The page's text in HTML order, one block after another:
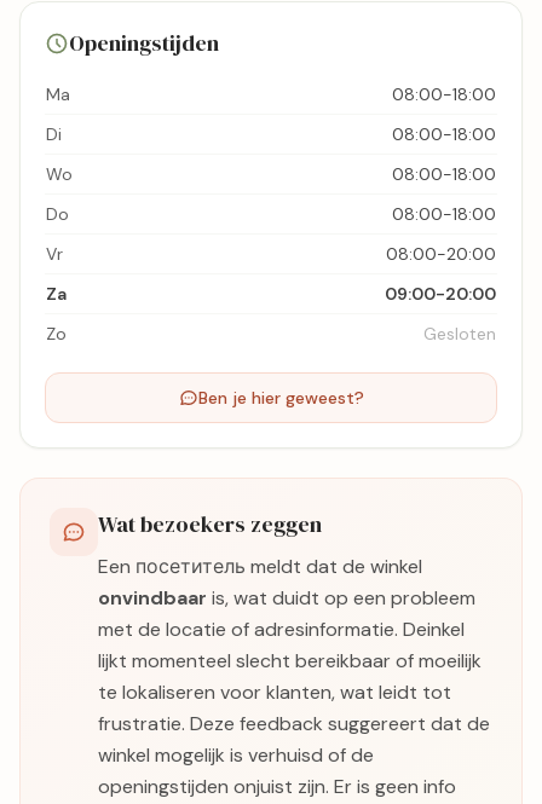
Openingstijden
Ma
08:00-18:00
Di
08:00-18:00
Wo
08:00-18:00
Do
08:00-18:00
Vr
08:00-20:00
Za
09:00-20:00
Zo
Gesloten
Ben je hier geweest?
Wat bezoekers zeggen
Een посетитель meldt dat de winkel
onvindbaar is, wat duidt op een probleem
met de locatie of adresinformatie. Deinkel
lijkt momenteel slecht bereikbaar of moeilijk
te lokaliseren voor klanten, wat leidt tot
frustratie. Deze feedback suggereert dat de
winkel mogelijk is verhuisd of de
openingstijden onjuist zijn. Er is geen info